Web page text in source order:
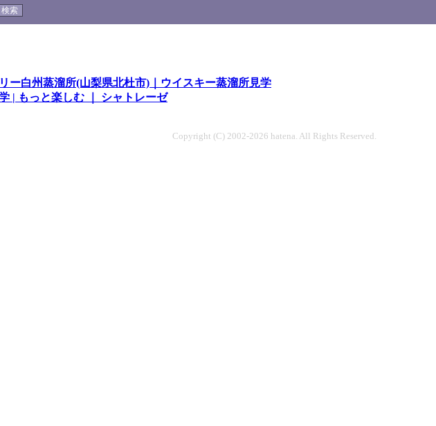
ー白州蒸溜所(山梨県北杜市)｜ウイスキー蒸溜所見学
| もっと楽しむ ｜ シャトレーゼ
Copyright (C) 2002-2026 hatena. All Rights Reserved.